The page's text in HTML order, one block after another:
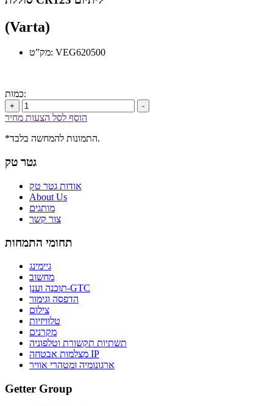
(Varta)
מק”ט: VEG620500
כמות:
+ -
הוסף לסל הצעות מחיר
*התמונות להמחשה בלבד.
גטר טק
אודות גטר טק
About Us
מותגים
צור קשר
תחומי התמחות
גיימינג
מחשוב
תוכנה וענן-GTC
הדפסה וגימור
צילום
טלוויזיות
מקרנים
תשתיות תקשורת וטלפוניה
מצלמות אבטחה IP
ארגונומיה ומטהרי אוויר
Getter Group